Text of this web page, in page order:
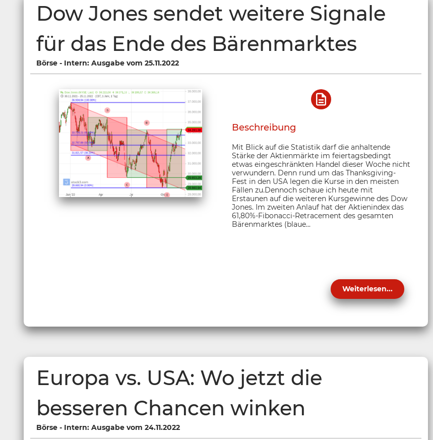
Dow Jones sendet weitere Signale
für das Ende des Bärenmarktes
Börse - Intern: Ausgabe vom 25.11.2022
Beschreibung
Mit Blick auf die Statistik darf die anhaltende
Stärke der Aktienmärkte im feiertagsbedingt
etwas eingeschränkten Handel dieser Woche nicht
verwundern. Denn rund um das Thanksgiving-
Fest in den USA legen die Kurse in den meisten
Fällen zu.Dennoch schaue ich heute mit
Erstaunen auf die weiteren Kursgewinne des Dow
Jones. Im zweiten Anlauf hat der Aktienindex das
61,80%-Fibonacci-Retracement des gesamten
Bärenmarktes (blaue...
Weiterlesen...
Europa vs. USA: Wo jetzt die
besseren Chancen winken
Börse - Intern: Ausgabe vom 24.11.2022